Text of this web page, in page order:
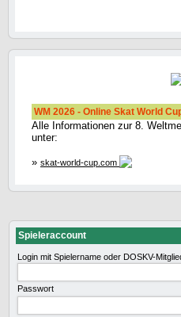
WM 2026 - Online Skat World
Alle Informationen zur 8.
unter:
» skat-world-cup.com
Spieleraccount
Login mit Spielername oder DOSKV-
Passwort